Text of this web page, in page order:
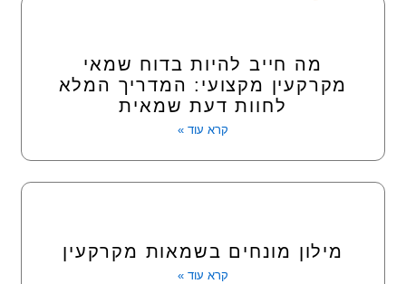
מה חייב להיות בדוח שמאי
מקרקעין מקצועי: המדריך המלא
לחוות דעת שמאית
קרא עוד »
מילון מונחים בשמאות מקרקעין
קרא עוד »